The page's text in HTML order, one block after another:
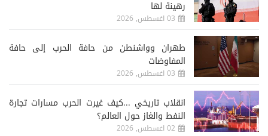
رهينة لها
03 اغسطس, 2026
طهران وواشنطن من حافة الحرب إلى حافة
المفاوضات
03 اغسطس, 2026
انقلاب تاريخي ...كيف غيرت الحرب مسارات تجارة
النفط والغاز حول العالم؟
02 اغسطس, 2026